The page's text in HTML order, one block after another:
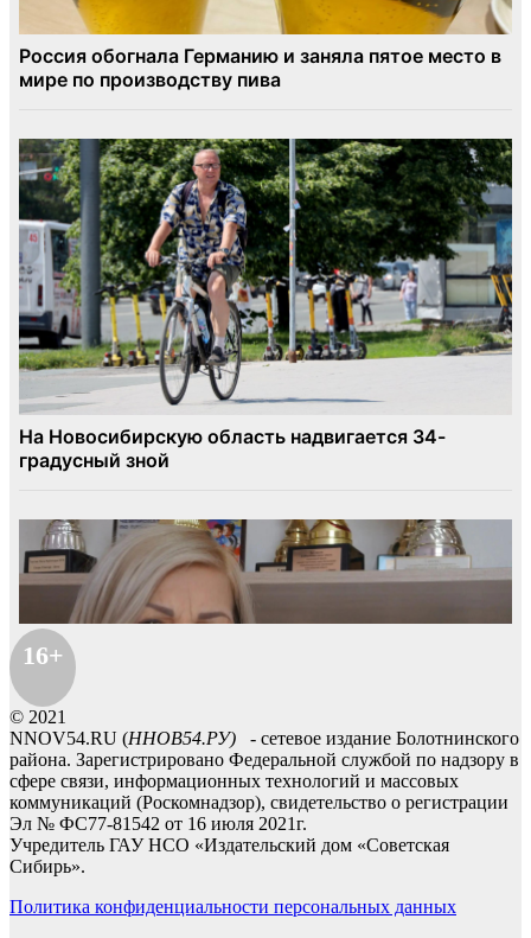
16+
© 2021
NNOV54.RU (ННОВ54.РУ) - сетевое издание Болотнинского
района. Зарегистрировано Федеральной службой по надзору в
сфере связи, информационных технологий и массовых
коммуникаций (Роскомнадзор), свидетельство о регистрации
Эл № ФС77-81542 от 16 июля 2021г.
Учредитель ГАУ НСО «Издательский дом «Советская
Сибирь».
Политика конфиденциальности персональных данных